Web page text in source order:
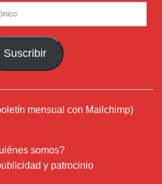
Suscribir
mensual con Mailchimp)
somos?
y patrocinio